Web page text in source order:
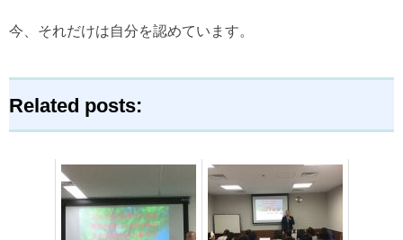
今、それだけは自分を認めています。
Related posts: